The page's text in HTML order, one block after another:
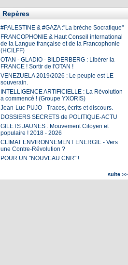
Repères
#PALESTINE & #GAZA :"La brèche Socratique"
FRANCOPHONIE & Haut Conseil international
de la Langue française et de la Francophonie
(HCILFF)
OTAN - GLADIO - BILDERBERG : Libérer la
FRANCE ! Sortir de l'OTAN !
VENEZUELA 2019/2026 : Le peuple est LE
souverain.
INTELLIGENCE ARTIFICIELLE : La Révolution
a commencé ! (Groupe YXORIS)
Jean-Luc PUJO - Traces, écrits et discours.
DOSSIERS SECRETS de POLITIQUE-ACTU
GILETS JAUNES : Mouvement Citoyen et
populaire ! 2018 - 2026
CLIMAT ENVIRONNEMENT ENERGIE - Vers
une Contre-Révolution ?
POUR UN "NOUVEAU CNR" !
suite >>